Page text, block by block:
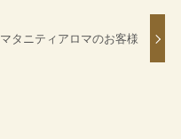
マタニティアロマのお客様